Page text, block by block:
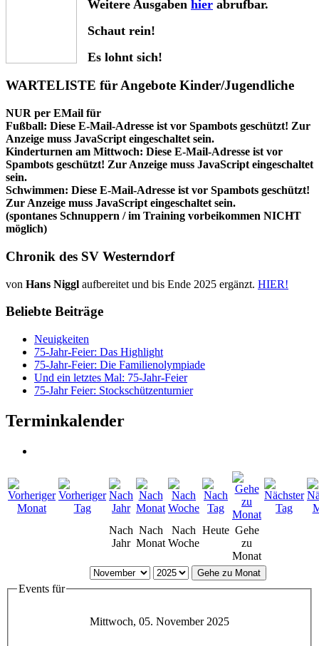
Weitere Ausgaben hier abrufbar.
Schaut rein!
Es lohnt sich!
WARTELISTE für Angebote Kinder/Jugendliche
NUR per EMail für
Fußball: Diese E-Mail-Adresse ist vor Spambots geschützt! Zur
Anzeige muss JavaScript eingeschaltet sein.
Kinderturnen am Mittwoch: Diese E-Mail-Adresse ist vor
Spambots geschützt! Zur Anzeige muss JavaScript eingeschaltet
sein.
Schwimmen: Diese E-Mail-Adresse ist vor Spambots geschützt!
Zur Anzeige muss JavaScript eingeschaltet sein.
(spontanes Schnuppern / im Training vorbeikommen NICHT
möglich)
Chronik des SV Westerndorf
von Hans Niggl aufbereitet und bis Ende 2025 ergänzt. HIER!
Beliebte Beiträge
Neuigkeiten
75-Jahr-Feier: Das Highlight
75-Jahr-Feier: Die Familienolympiade
Und ein letztes Mal: 75-Jahr-Feier
75-Jahr Feier: Stockschützenturnier
Terminkalender
Nach
Jahr
Nach
Monat
Nach
Woche
Heute Gehe
zu
Monat
Gehe zu Monat
Events für
Mittwoch, 05. November 2025